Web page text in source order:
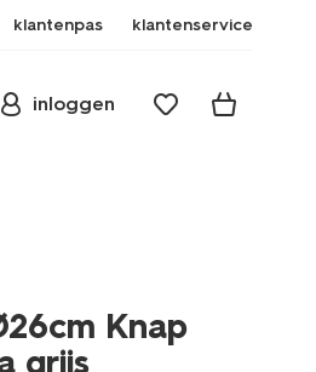
klantenpas klantenservice
inloggen
Knap
grijs